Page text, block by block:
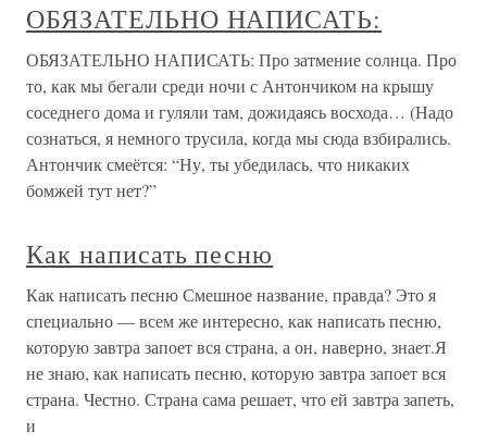
ОБЯЗАТЕЛЬНО НАПИСАТЬ:
ОБЯЗАТЕЛЬНО НАПИСАТЬ: Про затмение солнца. Про
то, как мы бегали среди ночи с Антончиком на крышу
соседнего дома и гуляли там, дожидаясь восхода… (Надо
сознаться, я немного трусила, когда мы сюда взбирались.
Антончик смеётся: “Ну, ты убедилась, что никаких
бомжей тут нет?”
Как написать песню
Как написать песню Смешное название, правда? Это я
специально — всем же интересно, как написать песню,
которую завтра запоет вся страна, а он, наверно, знает.Я
не знаю, как написать песню, которую завтра запоет вся
страна. Честно. Страна сама решает, что ей завтра запеть,
и